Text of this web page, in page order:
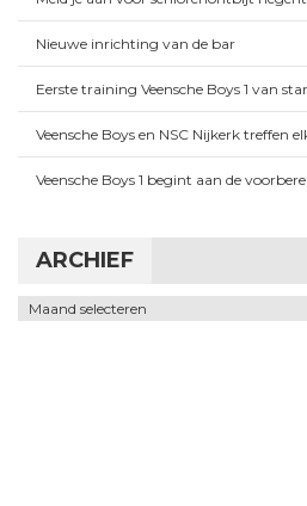
Nieuwe inrichting van de bar
Eerste training Veensche Boys 1 van
Veensche Boys en NSC Nijkerk treffen
Veensche Boys 1 begint aan de
ARCHIEF
Archief